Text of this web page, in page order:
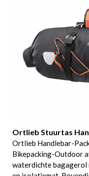
Ortlieb Stuurtas
Ortlieb Handlebar-
Bikepacking-Outdoor
waterdichte bagagerol